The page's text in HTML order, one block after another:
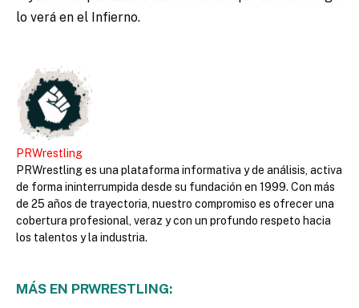
lo verá en el Infierno.
PRWrestling
PRWrestling es una plataforma informativa y de análisis, activa
de forma ininterrumpida desde su fundación en 1999. Con más
de 25 años de trayectoria, nuestro compromiso es ofrecer una
cobertura profesional, veraz y con un profundo respeto hacia
los talentos y la industria.
MÁS EN PRWRESTLING: